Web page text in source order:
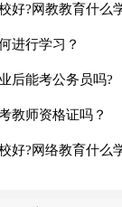
好?网教教育什么
进行学习？
后能考公务员吗?
教师资格证吗？
好?网络教育什么